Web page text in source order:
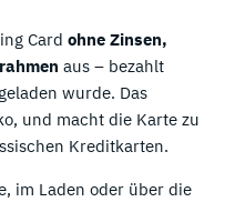
Card ohne Zinsen,
aus – bezahlt
wurde. Das
und macht die Karte zu
Kreditkarten.
im Laden oder über die